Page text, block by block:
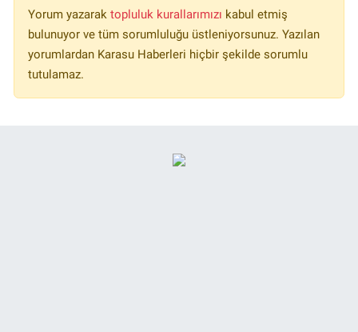
Yorum yazarak topluluk kurallarımızı kabul etmiş
bulunuyor ve tüm sorumluluğu üstleniyorsunuz. Yazılan
yorumlardan Karasu Haberleri hiçbir şekilde sorumlu
tutulamaz.